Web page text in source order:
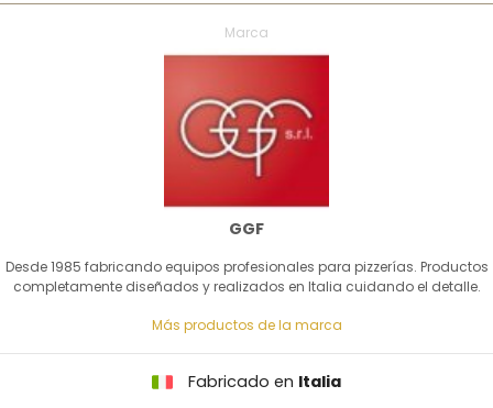
Marca
GGF
Desde 1985 fabricando equipos profesionales para pizzerías. Productos
completamente diseñados y realizados en Italia cuidando el detalle.
Más productos de la marca
Fabricado en Italia